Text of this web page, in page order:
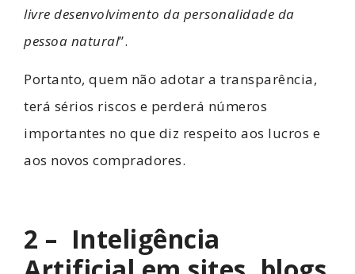
livre desenvolvimento da personalidade da
pessoa natural”.
Portanto, quem não adotar a transparência,
terá sérios riscos e perderá números
importantes no que diz respeito aos lucros e
aos novos compradores.
2 – Inteligência